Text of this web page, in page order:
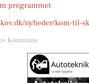
programmet
nyheder/kom-til-
Kommune